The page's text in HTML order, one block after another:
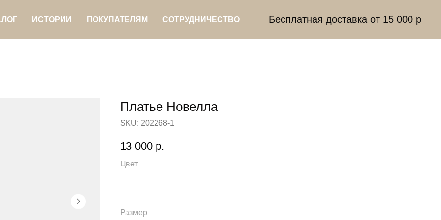
ИСТОРИИ ПОКУПАТЕЛЯМ СОТРУДНИЧЕСТВО Бесплатная доставка от 15 000 р
Платье Новелла
SKU: 202268-1
13 000 р.
Цвет
Размер